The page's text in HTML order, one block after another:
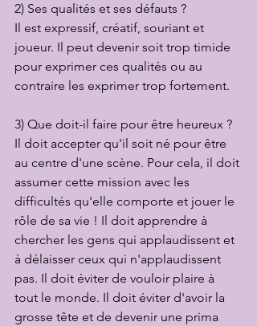
2) Ses qualités et ses défauts ?
Il est expressif, créatif, souriant et
joueur. Il peut devenir soit trop timide
pour exprimer ces qualités ou au
contraire les exprimer trop fortement.
3) Que doit-il faire pour être heureux ?
Il doit accepter qu'il soit né pour être
au centre d'une scène. Pour cela, il doit
assumer cette mission avec les
difficultés qu'elle comporte et jouer le
rôle de sa vie ! Il doit apprendre à
chercher les gens qui applaudissent et
à délaisser ceux qui n'applaudissent
pas. Il doit éviter de vouloir plaire à
tout le monde. Il doit éviter d'avoir la
grosse tête et de devenir une prima